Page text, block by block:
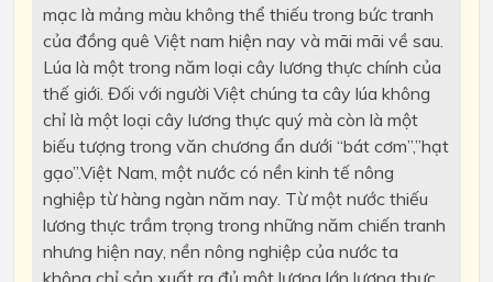
mạc là mảng màu không thể thiếu trong bức tranh
của đồng quê Việt nam hiện nay và mãi mãi về sau.
Lúa là một trong năm loại cây lương thực chính của
thế giới. Đối với người Việt chúng ta cây lúa không
chỉ là một loại cây lương thực quý mà còn là một
biếu tượng trong văn chương ẩn dưới “bát cơm”,”hạt
gạo”.Việt Nam, một nước có nền kinh tế nông
nghiệp từ hàng ngàn năm nay. Từ một nước thiếu
lương thực trầm trọng trong những năm chiến tranh
nhưng hiện nay, nền nông nghiệp của nước ta
không chỉ sản xuất ra đủ một lượng lớn lương thực